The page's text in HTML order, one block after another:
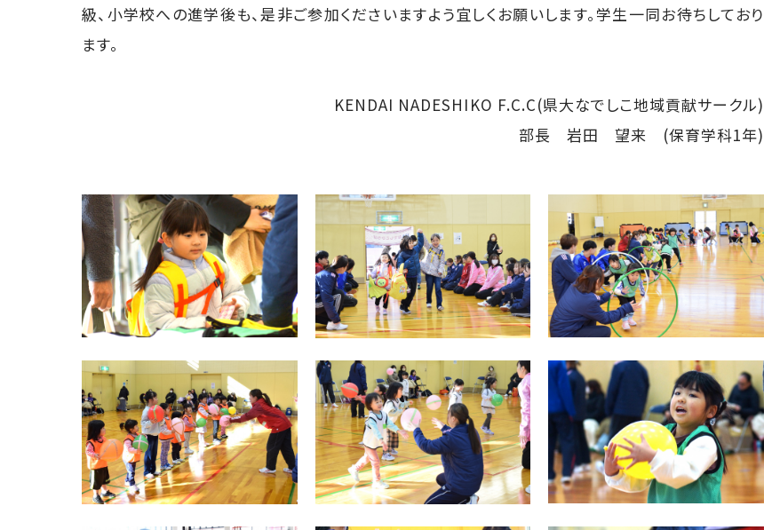
級、小学校への進学後も、是非ご参加くださいますよう宜しくお願いします。学生一同お待ちしており
ます。
KENDAI NADESHIKO F.C.C(県大なでしこ地域貢献サークル)
部長 岩田 望来 (保育学科1年)